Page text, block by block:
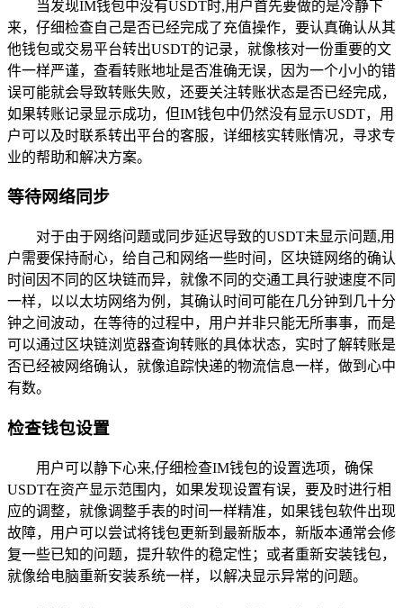
当发现IM钱包中没有USDT时,用户首先要做的是冷静下
来，仔细检查自己是否已经完成了充值操作，要认真确认从其
他钱包或交易平台转出USDT的记录，就像核对一份重要的文
件一样严谨，查看转账地址是否准确无误，因为一个小小的错
误可能就会导致转账失败，还要关注转账状态是否已经完成，
如果转账记录显示成功，但IM钱包中仍然没有显示USDT，用
户可以及时联系转出平台的客服，详细核实转账情况，寻求专
业的帮助和解决方案。
等待网络同步
对于由于网络问题或同步延迟导致的USDT未显示问题,用
户需要保持耐心，给自己和网络一些时间，区块链网络的确认
时间因不同的区块链而异，就像不同的交通工具行驶速度不同
一样，以以太坊网络为例，其确认时间可能在几分钟到几十分
钟之间波动，在等待的过程中，用户并非只能无所事事，而是
可以通过区块链浏览器查询转账的具体状态，实时了解转账是
否已经被网络确认，就像追踪快递的物流信息一样，做到心中
有数。
检查钱包设置
用户可以静下心来,仔细检查IM钱包的设置选项，确保
USDT在资产显示范围内，如果发现设置有误，要及时进行相
应的调整，就像调整手表的时间一样精准，如果钱包软件出现
故障，用户可以尝试将钱包更新到最新版本，新版本通常会修
复一些已知的问题，提升软件的稳定性；或者重新安装钱包，
就像给电脑重新安装系统一样，以解决显示异常的问题。